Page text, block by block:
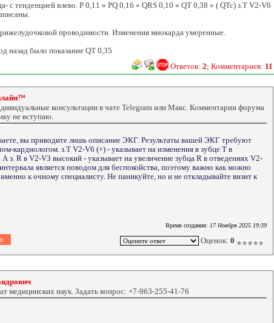
с тенденцией влево. P 0,11 « PQ 0,16 » QRS 0,10 « QT 0,38 » ( QTc) з.Т V2-V6
проводимости. Изменения миокарда умеренные.
назад было показание QT 0,35
Ответов: 2; Комментариев: 11
консультации в чате Telegram или Макс. Комментарии форума
не вступаю.
вы приводите лишь описание ЭКГ. Результаты вашей ЭКГ требуют
кардиологом. з.Т V2-V6 (+) - указывает на изменения в зубце Т в
з. R в V2-V3 высокий - указывает на увеличение зубца R в отведениях V2-
является поводом для беспокойства, поэтому важно как можно
к очному специалисту. Не паникуйте, но и не откладывайте визит к
Время создания: 17 Ноября 2025 19:39
Оценок: 0
медицинских наук. Задать вопрос: +7-963-255-41-76